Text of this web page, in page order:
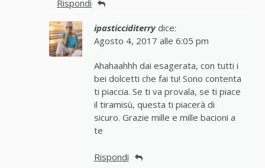
Rispondi
ipasticciditerry dice:
Agosto 4, 2017 alle 6:05 pm
Ahahaahhh dai esagerata, con tutti i
bei dolcetti che fai tu! Sono contenta
ti piaccia. Se ti va provala, se ti piace
il tiramisù, questa ti piacerà di
sicuro. Grazie mille e mille bacioni a
te
Rispondi